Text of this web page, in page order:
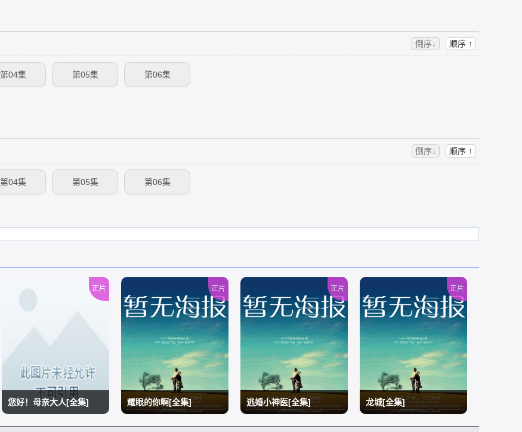
倒序↓ 顺序 ↑
第04集 第05集 第06集
倒序↓ 顺序 ↑
第04集 第05集 第06集
您好！母亲大人[全集]
正片
耀眼的你啊[全集]
正片
逃婚小神医[全集]
正片
龙城[全集]
正片